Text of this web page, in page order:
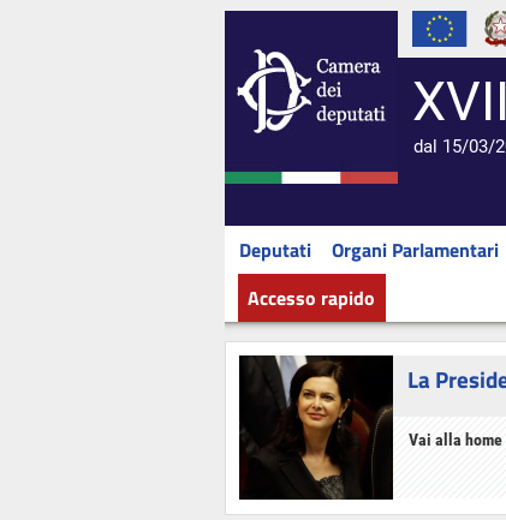
dal 15/03/
Deputati Organi Parlamentari
Accesso rapido
La
Vai alla